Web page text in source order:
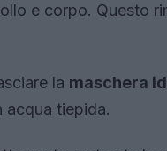
e corpo. Questo
la maschera
acqua tiepida.